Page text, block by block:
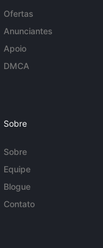
Ofertas
Anunciantes
Apoio
DMCA
Sobre
Sobre
Equipe
Blogue
Contato